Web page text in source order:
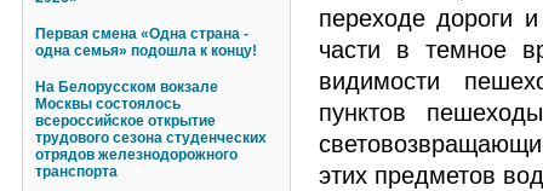
Первая смена «Одна страна -
одна семья» подошла к концу!
На Белорусском вокзале
Москвы состоялось
всероссийское открытие
трудового сезона студенческих
отрядов железнодорожного
транспорта
переходе дороги
части в темное
видимости
пунктов
этих предметов